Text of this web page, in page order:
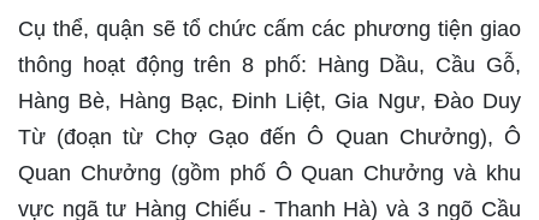
Cụ thể, quận sẽ tổ chức cấm các phương tiện giao
thông hoạt động trên 8 phố: Hàng Dầu, Cầu Gỗ,
Hàng Bè, Hàng Bạc, Đinh Liệt, Gia Ngư, Đào Duy
Từ (đoạn từ Chợ Gạo đến Ô Quan Chưởng), Ô
Quan Chưởng (gồm phố Ô Quan Chưởng và khu
vực ngã tư Hàng Chiếu - Thanh Hà) và 3 ngõ Cầu